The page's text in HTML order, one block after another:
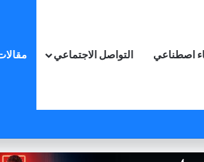
اصطناعي التواصل الاجتماعي